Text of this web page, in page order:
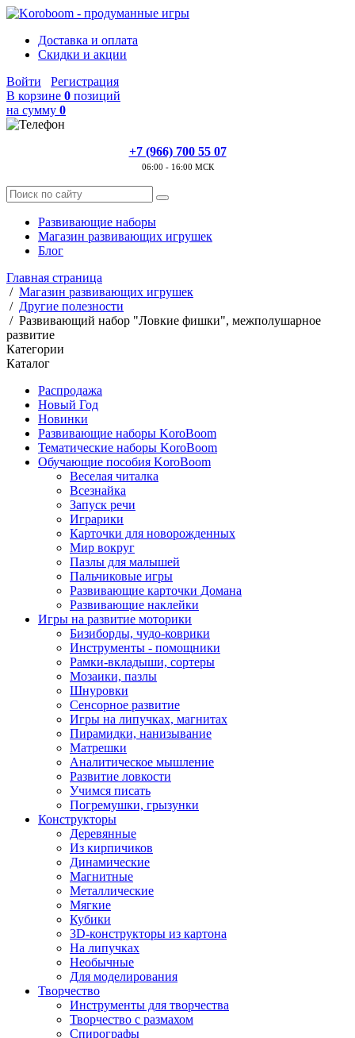
Доставка и оплата
Скидки и акции
Войти
Регистрация
В корзине 0 позиций
на сумму 0
+7 (966) 700 55 07
06:00 - 16:00 МСК
Развивающие наборы
Магазин развивающих игрушек
Блог
Главная страница
/ Магазин развивающих игрушек
/ Другие полезности
/ Развивающий набор "Ловкие фишки", межполушарное
развитие
Категории
Каталог
Распродажа
Новый Год
Новинки
Развивающие наборы KoroBoom
Тематические наборы KoroBoom
Обучающие пособия KoroBoom
Веселая читалка
Всезнайка
Запуск речи
Играрики
Карточки для новорожденных
Мир вокруг
Пазлы для малышей
Пальчиковые игры
Развивающие карточки Домана
Развивающие наклейки
Игры на развитие моторики
Бизиборды, чудо-коврики
Инструменты - помощники
Рамки-вкладыши, сортеры
Мозаики, пазлы
Шнуровки
Сенсорное развитие
Игры на липучках, магнитах
Пирамидки, нанизывание
Матрешки
Аналитическое мышление
Развитие ловкости
Учимся писать
Погремушки, грызунки
Конструкторы
Деревянные
Из кирпичиков
Динамические
Магнитные
Металлические
Мягкие
Кубики
3D-конструкторы из картона
На липучках
Необычные
Для моделирования
Творчество
Инструменты для творчества
Творчество с размахом
Спирографы